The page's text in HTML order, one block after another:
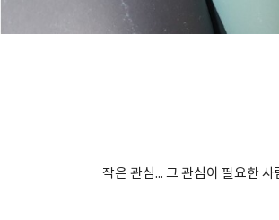
작은 관심... 그 관심이 필요한 사